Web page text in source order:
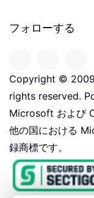
フォローする
Copyright ©
rights reserved.
Microsoft および
他の国における
録商標です。